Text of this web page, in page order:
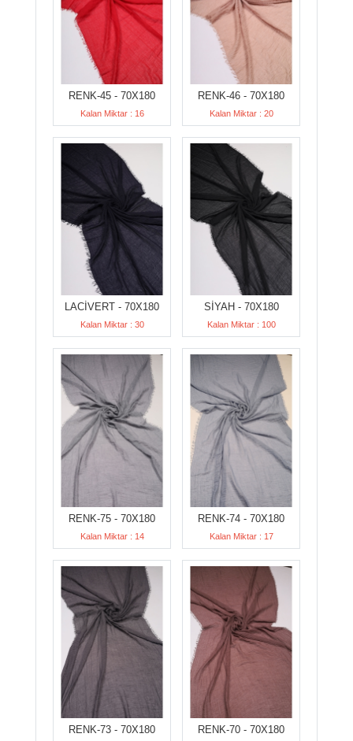
RENK-45 - 70X180
Kalan Miktar : 16
RENK-46 - 70X180
Kalan Miktar : 20
LACİVERT - 70X180
Kalan Miktar : 30
SİYAH - 70X180
Kalan Miktar : 100
RENK-75 - 70X180
Kalan Miktar : 14
RENK-74 - 70X180
Kalan Miktar : 17
RENK-73 - 70X180 RENK-70 - 70X180